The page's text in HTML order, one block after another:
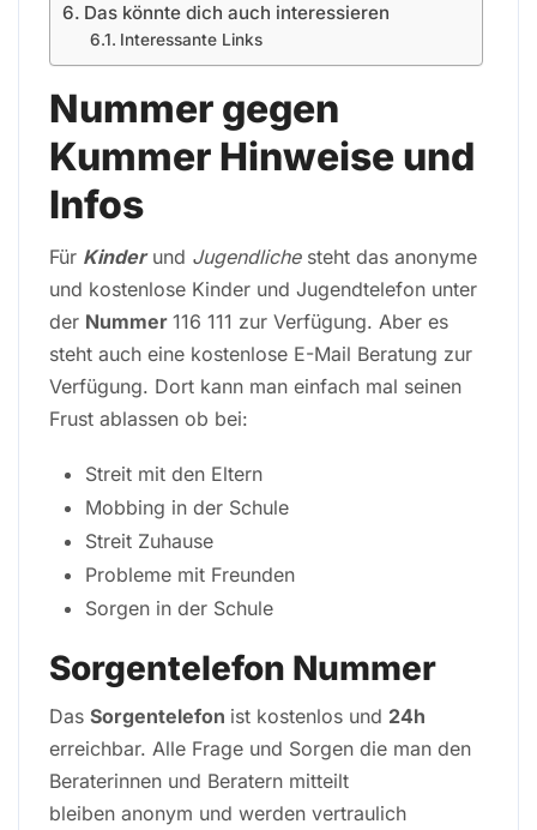
Das könnte dich auch interessieren
Interessante Links
Nummer gegen
Kummer Hinweise und
Infos
Für Kinderund Jugendlichesteht das anonyme
und kostenlose Kinder und Jugendtelefon unter
der Nummer 116 111 zur Verfügung. Aber es
steht auch eine kostenlose E-Mail Beratung zur
Verfügung. Dort kann man einfach mal seinen
Frust ablassen ob bei:
Streit mit den Eltern
Mobbing in der Schule
Streit Zuhause
Probleme mit Freunden
Sorgen in der Schule
Sorgentelefon Nummer
Das Sorgentelefon ist kostenlos und 24h
erreichbar. Alle Frage und Sorgen die man den
Beraterinnen und Beratern mitteilt
bleiben anonym und werden vertraulich